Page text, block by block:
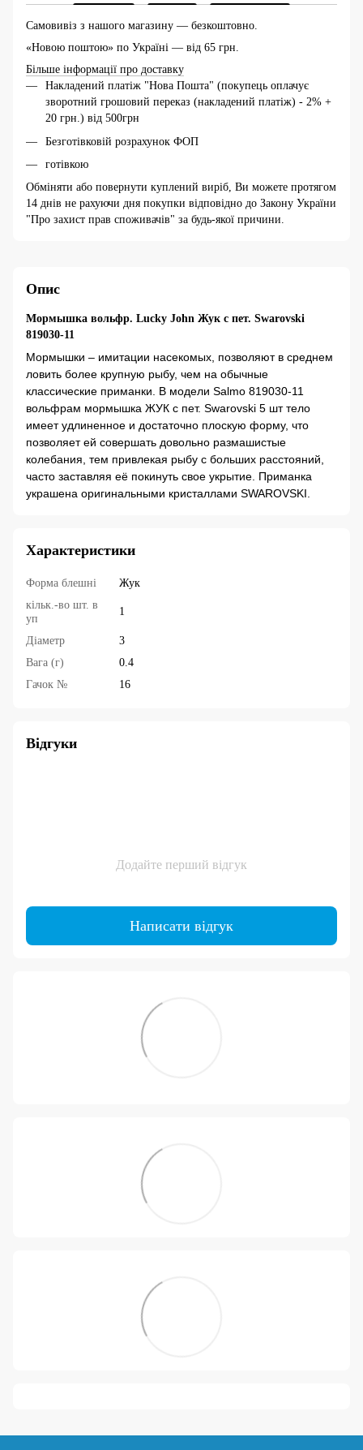
Самовивіз з нашого магазину — безкоштовно.
«Новою поштою» по Україні — від 65 грн.
Більше інформації про доставку
Накладений платіж "Нова Пошта" (покупець оплачує
зворотний грошовий переказ (накладений платіж) - 2% +
20 грн.) від 500грн
Безготівковій розрахунок ФОП
готівкою
Обміняти або повернути куплений виріб, Ви можете протягом
14 днів не рахуючи дня покупки відповідно до Закону України
"Про захист прав споживачів" за будь-якої причини.
Опис
Мормышка вольфр. Lucky John Жук с пет. Swarovski
819030-11
Мормышки – имитации насекомых, позволяют в среднем
ловить более крупную рыбу, чем на обычные
классические приманки. В модели Salmo 819030-11
вольфрам мормышка ЖУК с пет. Swarovski 5 шт тело
имеет удлиненное и достаточно плоскую форму, что
позволяет ей совершать довольно размашистые
колебания, тем привлекая рыбу с больших расстояний,
часто заставляя её покинуть свое укрытие. Приманка
украшена оригинальными кристаллами SWAROVSKI.
Характеристики
Форма блешні
Жук
кільк.-во шт. в
уп
1
Діаметр
3
Вага (г)
0.4
Гачок №
16
Відгуки
Додайте перший відгук
Написати відгук